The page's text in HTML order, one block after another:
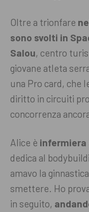
Oltre a trionfare
sono svolti in
Salou, centro
giovane atleta
una Pro card, che
diritto in circuiti
concorrenza
Alice è infermiera
dedica al
amavo la
smettere. Ho
in seguito,